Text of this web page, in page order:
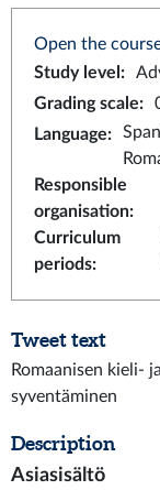
Open the
Study level :
Grading scale:
Language:
Responsible
organisation:
Curriculum
periods:
Tweet text
Romaanisen kieli-
syventäminen
Description
Asiasisältö